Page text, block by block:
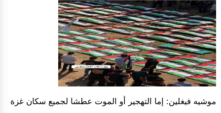
موشيه فيغلين: إما التهجير أو الموت عطشا لجميع سكان غزة